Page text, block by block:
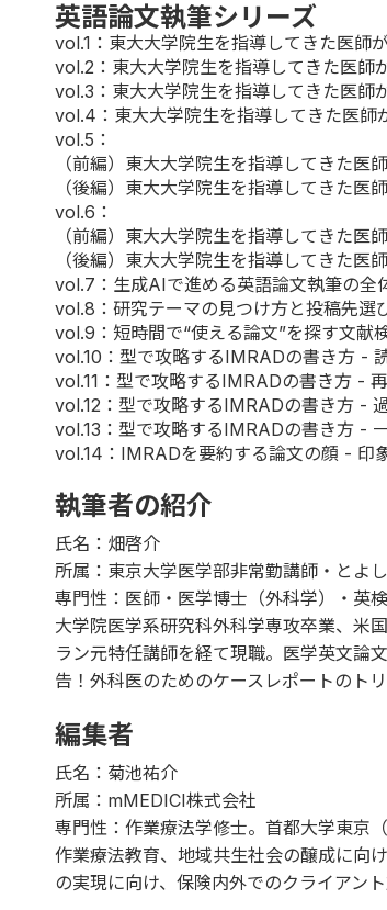
英語論文執筆シリーズ
vol.1 ：東大大学院生を指導してきた医師
vol.2 ：東大大学院生を指導してきた医
vol.3 ：東大大学院生を指導してきた医
vol.4 ：東大大学院生を指導してきた医
vol.5：
（前編）東大大学院生を指導してきた医
（後編） 東大大学院生を指導してきた医
vol.6：
（前編） 東大大学院生を指導してきた医
（後編） 東大大学院生を指導してきた医
vol.7 ：生成AIで進める英語論文執筆の
vol.8 ：研究テーマの見つけ方と投稿先
vol.9 ：短時間で“使える論文”を探す文
vol.10 ：型で攻略するIMRADの書き方 -
vol.11 ：型で攻略するIMRADの書き方 -
vol.12 ：型で攻略するIMRADの書き方 -
vol.13 ：型で攻略するIMRADの書き方 -
vol.14 ：IMRADを要約する論文の顔 -
執筆者の紹介
氏名：畑啓介
所属：東京大学医学部非常勤講師・とよ
専門性：医師・医学博士（外科学）・英
大学院医学系研究科外科学専攻卒業、
ラン元特任講師を経て現職。医学英文論
告！外科医のためのケースレポートのト
編集者
氏名：菊池祐介
所属：mMEDICI株式会社
専門性：作業療法学修士。首都大学東京
作業療法教育、地域共生社会の醸成に向
の実現に向け、保険内外でのクライアン